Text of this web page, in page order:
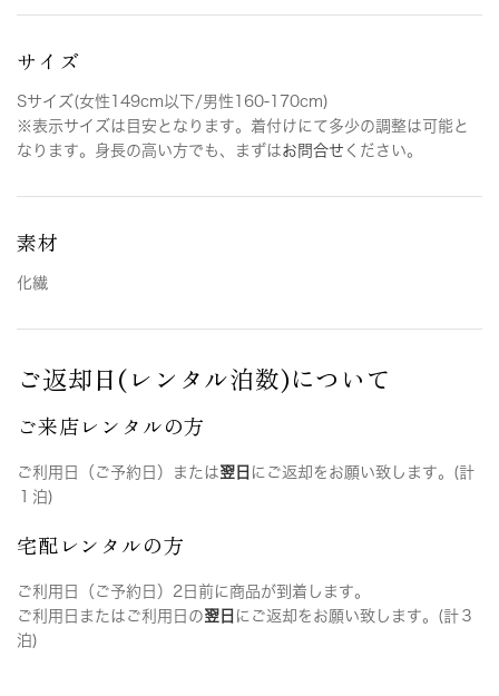
サイズ
Sサイズ(女性149cm以下/男性160-170cm)
※表示サイズは目安となります。着付けにて多少の調整は可能と
なります。身長の高い方でも、まずはお問合せ ください。
素材
化繊
ご返却日(レンタル泊数)について
ご来店レンタルの方
ご利用日（ご予約日）または翌日 にご返却をお願い致します。(計
１泊)
宅配レンタルの方
ご利用日（ご予約日）2日前に商品が到着します。
ご利用日またはご利用日の翌日 にご返却をお願い致します。(計３
泊)